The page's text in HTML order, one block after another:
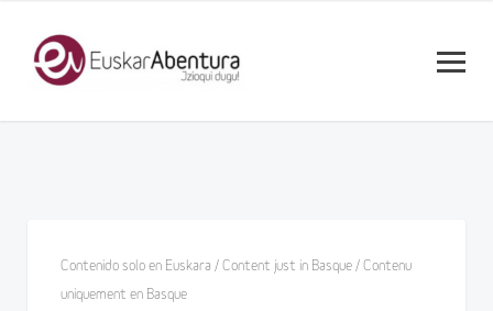
Contenido solo en Euskara / Content just in Basque / Contenu
uniquement en Basque